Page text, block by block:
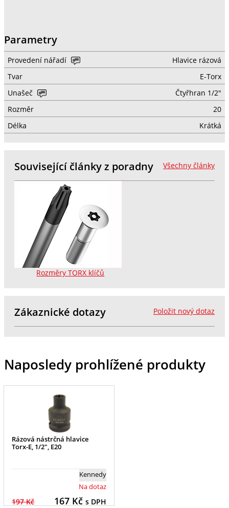
Parametry
Provedení nářadí
Hlavice rázová
Tvar
E-Torx
Unašeč
Čtyřhran 1/2"
Rozměr
20
Délka
Krátká
Všechny články
Související články z poradny
Rozměry TORX klíčů
Položit nový dotaz
Zákaznické dotazy
Naposledy prohlížené produkty
Rázová nástrčná hlavice
Torx-E, 1/2", E20
Kennedy
Na dotaz
197 Kč 167Kč s DPH